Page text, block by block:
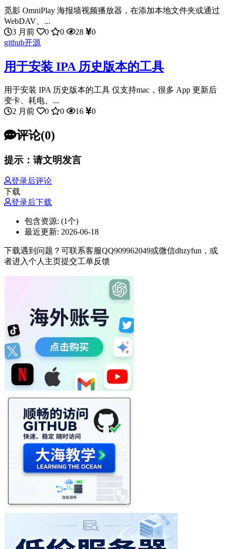
觅影 OmniPlay 海报墙视频播放器，在添加本地文件夹或通过
WebDAV、...
3 月前
0 0 28
0
github开源
用于安装 IPA 历史版本的工具
用于安装 IPA 历史版本的工具 仅支持mac，很多 App 更新后
变卡、耗电、...
2 月前
0 0 16 0
评论(0)
提示：请文明发言
登录后评论
下载
登录后下载
包含资源: (1个)
最近更新: 2026-06-18
下载遇到问题？可联系客服QQ909962049或微信dhzyfun，或
者进入个人主页提交工单反馈